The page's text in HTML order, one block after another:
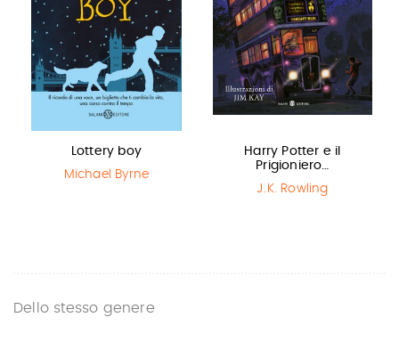
Lottery boy
Michael Byrne
Harry Potter e il
Prigioniero…
J.K. Rowling
Dello stesso genere